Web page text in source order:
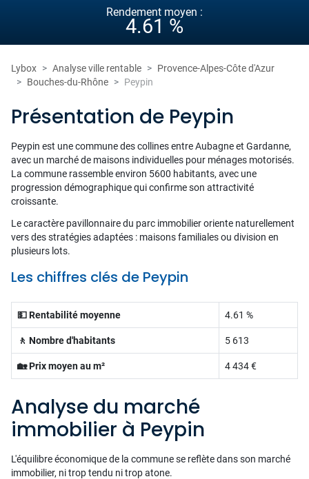
Rendement moyen :
4.61 %
Lybox Analyse ville rentable
Provence-Alpes-Côte d'Azur
Bouches-du-Rhône
Peypin
Présentation de Peypin
Peypin est une commune des collines entre Aubagne et Gardanne,
avec un marché de maisons individuelles pour ménages motorisés.
La commune rassemble environ 5600 habitants, avec une
progression démographique qui confirme son attractivité
croissante.
Le caractère pavillonnaire du parc immobilier oriente naturellement
vers des stratégies adaptées : maisons familiales ou division en
plusieurs lots.
Les chiffres clés de Peypin
💵 Rentabilité moyenne 4.61 %
🚶 Nombre d'habitants 5 613
🏡 Prix moyen au m² 4 434 €
Analyse du marché
immobilier à Peypin
L'équilibre économique de la commune se reflète dans son marché
immobilier, ni trop tendu ni trop atone.